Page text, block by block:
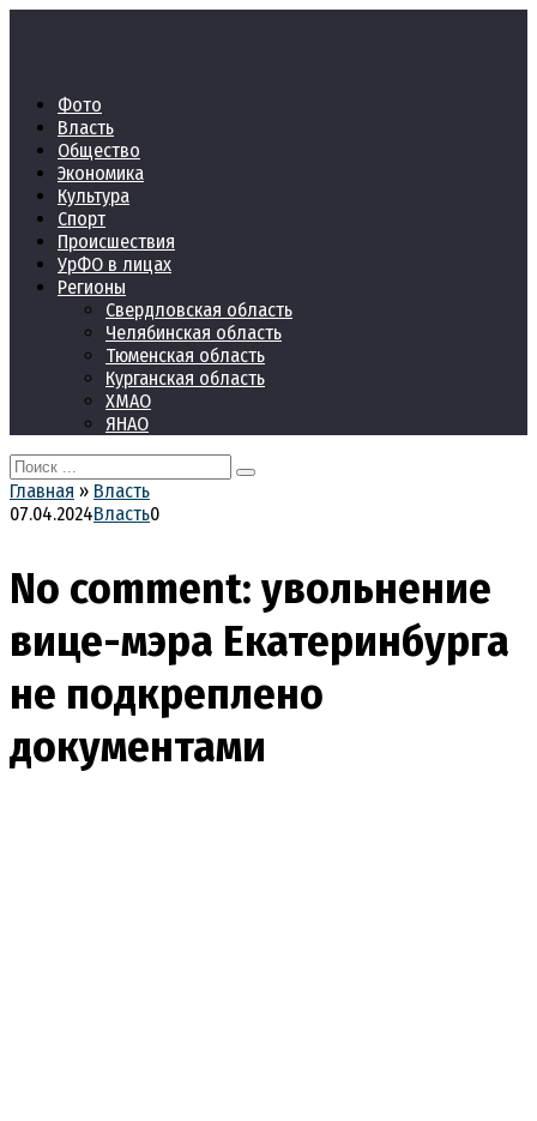
Фото
Власть
Общество
Экономика
Культура
Спорт
Происшествия
УрФО в лицах
Регионы
Свердловская область
Челябинская область
Тюменская область
Курганская область
ХМАО
ЯНАО
Search
for:
Главная » Власть
07.04.2024Власть0
No comment: увольнение
вице-мэра Екатеринбурга
не подкреплено
документами